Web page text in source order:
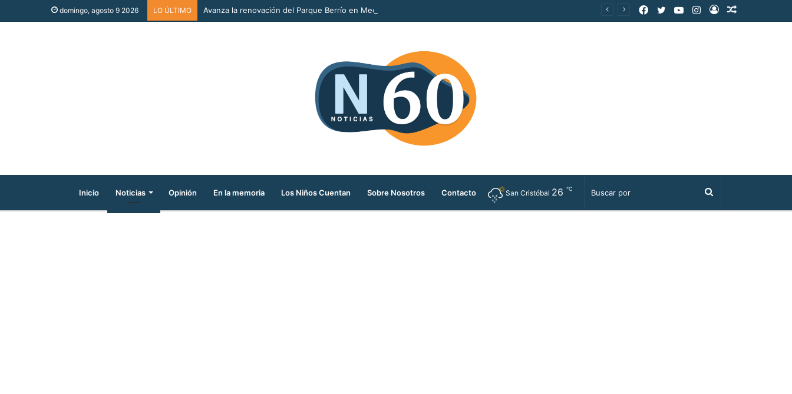
domingo, agosto 9 2026 LO ÚLTIMO Avanza la renovación del Parque Berrío en Medellín
Publicación
Acceso
Instagram
YouTube
Twitter
Facebook
Inicio Noticias Opinión En la memoria Los Niños Cuentan Sobre Nosotros Contacto Buscar
San Cristóbal 26 ℃